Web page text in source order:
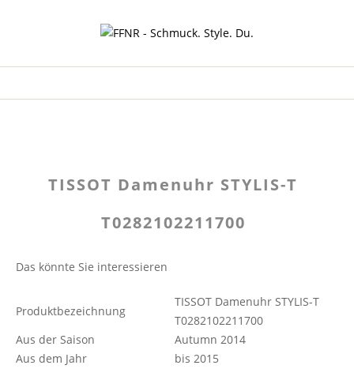
TISSOT Damenuhr STYLIS-T
T0282102211700
Das könnte Sie interessieren
Produktbezeichnung
TISSOT Damenuhr STYLIS-T
T0282102211700
Aus der Saison
Autumn 2014
Aus dem Jahr
bis 2015